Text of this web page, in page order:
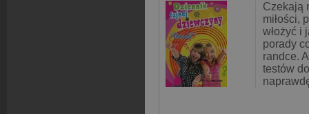
Czekają
miłości,
włożyć i
porady
randce.
testów